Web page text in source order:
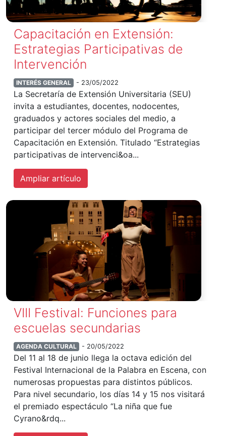
Capacitación en Extensión:
Estrategias Participativas de
Intervención
INTERÉS GENERAL - 23/05/2022
La Secretaría de Extensión Universitaria (SEU)
invita a estudiantes, docentes, nodocentes,
graduados y actores sociales del medio, a
participar del tercer módulo del Programa de
Capacitación en Extensión. Titulado “Estrategias
participativas de intervenci&oa...
Ampliar artículo
VIII Festival: Funciones para
escuelas secundarias
AGENDA CULTURAL - 20/05/2022
Del 11 al 18 de junio llega la octava edición del
Festival Internacional de la Palabra en Escena, con
numerosas propuestas para distintos públicos.
Para nivel secundario, los días 14 y 15 nos visitará
el premiado espectáculo “La niña que fue
Cyrano&rdq...